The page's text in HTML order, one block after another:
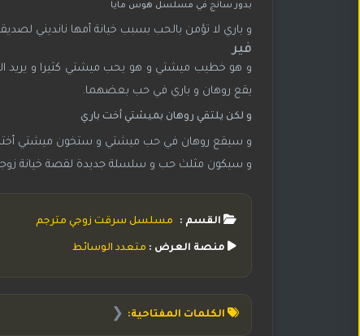
بدور سانج في مسلسل هوس مايا
و باري لا تؤمن بالحب بسبب خيانة أمها نانديني
فير
و هو خطيب ميشتي و هو يحب ميشتي كثيرا و يريد
يقع روهان و باري في حب بعضهما.
و لكن يلتقي روهان بميشتي أخت باري
و سيقع روهان في حب ميشتي و ستخون ميشتي أختها
و سيكون مثلث حب و سلسلة جديدة لقصة خيانة
القسم : مسلسل سرقت زوجي مترجم
منصة العرض : متعدد الوسائط
الكلمات المفتاحية: ❮